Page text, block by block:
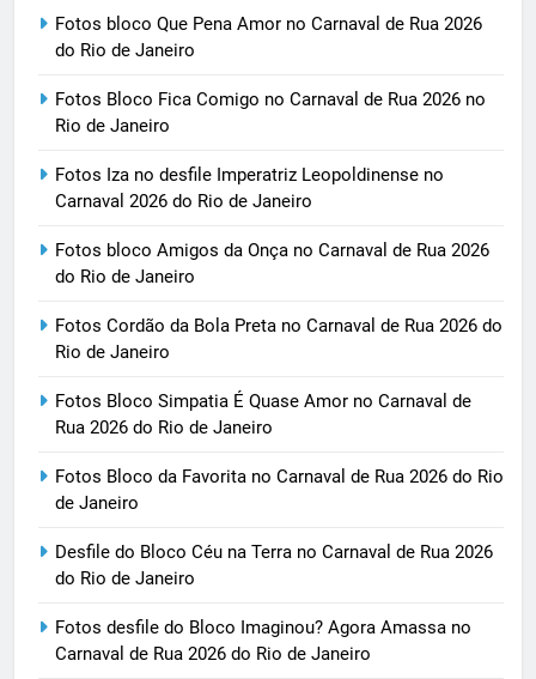
Fotos bloco Que Pena Amor no Carnaval de Rua 2026
do Rio de Janeiro
Fotos Bloco Fica Comigo no Carnaval de Rua 2026 no
Rio de Janeiro
Fotos Iza no desfile Imperatriz Leopoldinense no
Carnaval 2026 do Rio de Janeiro
Fotos bloco Amigos da Onça no Carnaval de Rua 2026
do Rio de Janeiro
Fotos Cordão da Bola Preta no Carnaval de Rua 2026 do
Rio de Janeiro
Fotos Bloco Simpatia É Quase Amor no Carnaval de
Rua 2026 do Rio de Janeiro
Fotos Bloco da Favorita no Carnaval de Rua 2026 do Rio
de Janeiro
Desfile do Bloco Céu na Terra no Carnaval de Rua 2026
do Rio de Janeiro
Fotos desfile do Bloco Imaginou? Agora Amassa no
Carnaval de Rua 2026 do Rio de Janeiro